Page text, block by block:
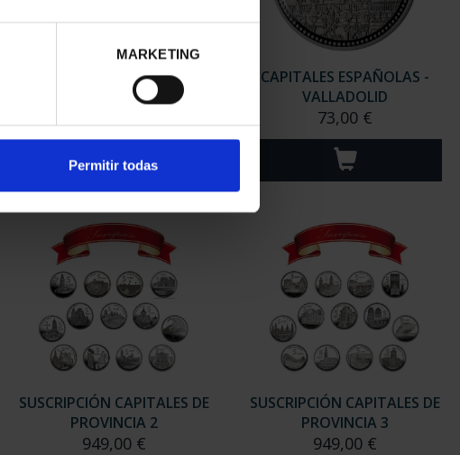
MARKETING
Permitir todas
CAPITALES ESPAÑOLAS -
SORIA
CAPITALES ESPAÑOLAS -
VALLADOLID
73,00 €
SUSCRIPCIÓN CAPITALES DE
PROVINCIA 2
949,00 €
SUSCRIPCIÓN CAPITALES DE
PROVINCIA 3
949,00 €